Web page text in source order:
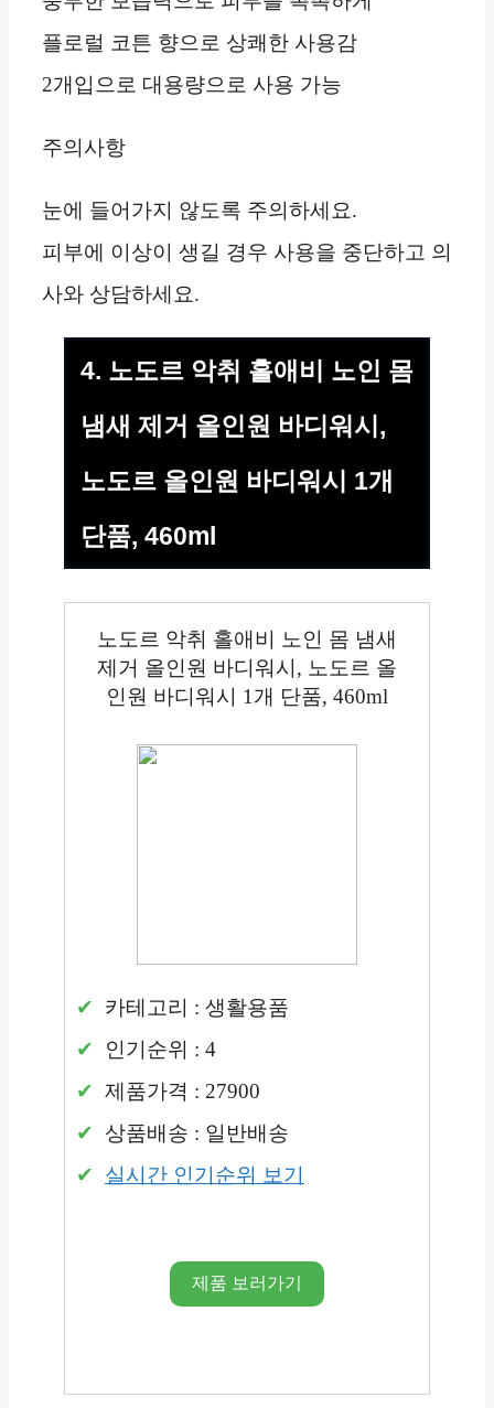
플로럴 코튼 향으로 상쾌한 사용감
2개입으로 대용량으로 사용 가능
주의사항
눈에 들어가지 않도록 주의하세요.
피부에 이상이 생길 경우 사용을 중단하고 의
사와 상담하세요.
4. 노도르 악취 홀애비 노인 몸
냄새 제거 올인원 바디워시,
노도르 올인원 바디워시 1개
단품, 460ml
노도르 악취 홀애비 노인 몸 냄새
제거 올인원 바디워시, 노도르 올
인원 바디워시 1개 단품, 460ml
카테고리 : 생활용품
인기순위 : 4
제품가격 : 27900
상품배송 : 일반배송
실시간 인기순위 보기
제품 보러가기